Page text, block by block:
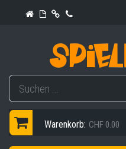
Warenkorb: CHF 0.00